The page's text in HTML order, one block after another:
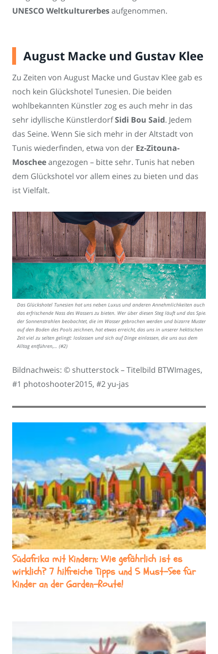
UNESCO Weltkulturerbesaufgenommen.
August Macke und Gustav Klee
Zu Zeiten von August Macke und Gustav Klee gab es
noch kein Glückshotel Tunesien. Die beiden
wohlbekannten Künstler zog es auch mehr in das
sehr idyllische KünstlerdorfSidi Bou Said. Jedem
das Seine. Wenn Sie sich mehr in der Altstadt von
Tunis wiederfinden, etwa von der Ez-Zitouna-
Moscheeangezogen – bitte sehr. Tunis hat neben
dem Glückshotel vor allem eines zu bieten und das
ist Vielfalt.
Das Glückshotel Tunesien hat uns neben Luxus und anderen Annehmlichkeiten auch
das erfrischende Nass des Wassers zu bieten. Wer über diesen Steg läuft und das Spiel
der Sonnenstrahlen beobachtet, die im Wasser gebrochen werden und bizarre Muster
auf den Boden des Pools zeichnen, hat etwas erreicht, das uns in unserer hektischen
Zeit viel zu selten gelingt: loslassen und sich auf Dinge einlassen, die uns aus dem
Alltag entführen,… (#2)
Bildnachweis: © shutterstock – Titelbild BTWImages,
#1 photoshooter2015, #2 yu-jas
Südafrika mit Kindern: Wie gefährlich ist es
wirklich? 7 hilfreiche Tipps und 5 Must-See für
Kinder an der Garden-Route!